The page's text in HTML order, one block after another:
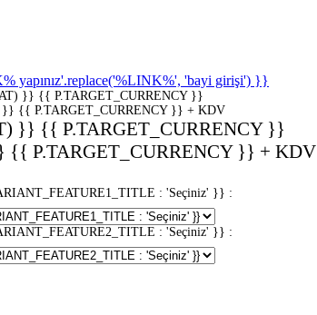
yapınız'.replace('%LINK%', 'bayi girişi') }}
}} {{ P.TARGET_CURRENCY }}
}} {{ P.TARGET_CURRENCY }} + KDV
}} {{ P.TARGET_CURRENCY }}
{{ P.TARGET_CURRENCY }} + KDV
: 'Seçiniz' }} :
: 'Seçiniz' }} :